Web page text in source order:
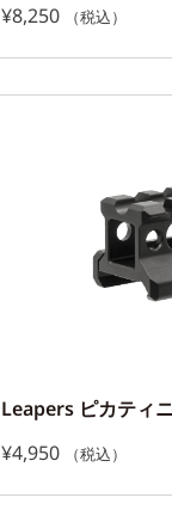
¥8,250 （税込）
Leapers ピカティ
¥4,950 （税込）